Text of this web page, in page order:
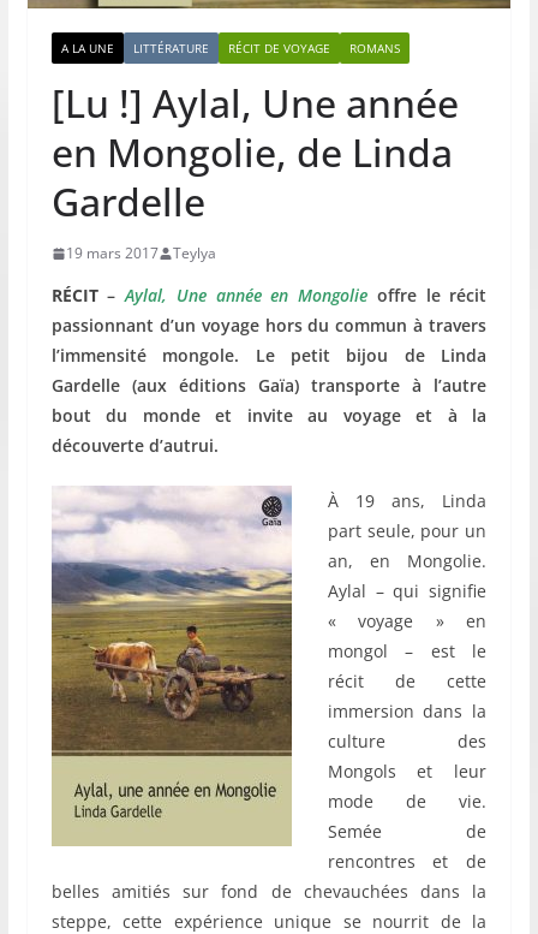
A LA UNE LITTÉRATURE RÉCIT DE VOYAGE ROMANS
[Lu !] Aylal, Une année
en Mongolie, de Linda
Gardelle
19 mars 2017 Teylya
RÉCIT–Aylal, Une année en Mongolie offre le récit
passionnant d’un voyage hors du commun à travers
l’immensité mongole. Le petit bijou de Linda
Gardelle (aux éditions Gaïa) transporte à l’autre
bout du monde et invite au voyage et à la
découverte d’autrui.
À 19 ans, Linda
part seule, pour un
an, en Mongolie.
Aylal – qui signifie
« voyage » en
mongol – est le
récit de cette
immersion dans la
culture des
Mongols et leur
mode de vie.
Semée de
rencontres et de
belles amitiés sur fond de chevauchées dans la
steppe, cette expérience unique se nourrit de la